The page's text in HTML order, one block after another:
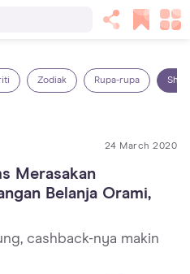
Zodiak Rupa-rupa
24 March 2020
Merasakan
Belanja Orami,
cashback-nya makin